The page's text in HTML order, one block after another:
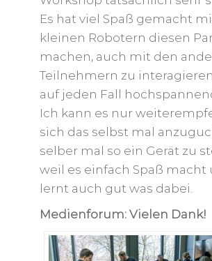
Es hat viel Spaß gemacht
kleinen Robotern diesen
machen, auch mit den
Teilnehmern zu
auf jeden Fall
Ich kann es nur
sich das selbst mal
selber mal so ein Gerät zu
weil es einfach Spaß macht
lernt auch gut was dabei.
Medienforum: Vielen Dank!